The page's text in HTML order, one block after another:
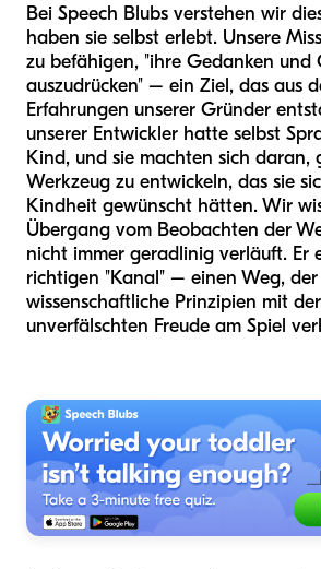
Bei Speech Blubs verstehen wir
haben sie selbst erlebt. Unsere
zu befähigen, "ihre Gedanken und
auszudrücken" – ein Ziel, das aus
Erfahrungen unserer Gründer
unserer Entwickler hatte selbst
Kind, und sie machten sich daran,
Werkzeug zu entwickeln, das sie
Kindheit gewünscht hätten. Wir
Übergang vom Beobachten der
nicht immer geradlinig verläuft. Er
richtigen "Kanal" – einen Weg, der
wissenschaftliche Prinzipien mit
unverfälschten Freude am Spiel